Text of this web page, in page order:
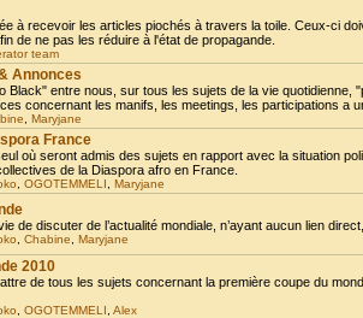
à recevoir les articles piochés à travers la toile. Ceux-ci
de ne pas les réduire à l'état de propagande.
team
Annonces
Black" entre nous, sur tous les sujets de la vie
concernant les manifs, les meetings, les participations a
Maryjane
France
où seront admis des sujets en rapport avec la situation
de la Diaspora afro en France.
OGOTEMMELI Maryjane
de discuter de l’actualité mondiale, n’ayant aucun lien
Chabine Maryjane
2010
de tous les sujets concernant la première coupe du
OGOTEMMELI Alex